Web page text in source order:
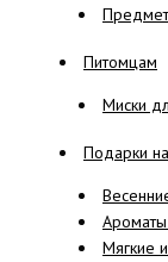
Питомцам
Миски
Подарки
Мягкие